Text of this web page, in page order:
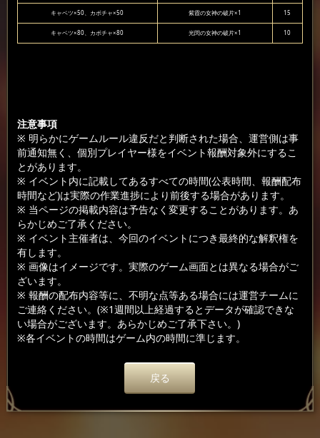
キャベツ×50、カボチャ×50 紫霞の女神の破片×1 15
キャベツ×80、カボチャ×80 光閃の女神の破片×1 10
注意事項
※ 明らかにゲームルール違反だと判断された場合、運営側は事
前通知無く、個別プレイヤー様をイベント報酬対象外にするこ
とがあります。
※ イベント内に記載してあるすべての時間(公表時間、報酬配布
時間など)は実際の作業進捗により前後する場合があります。
※ 当ページの掲載内容は予告なく変更することがあります。あ
らかじめご了承ください。
※ イベント主催者は、今回のイベントにつき最終的な解釈権を
有します。
※ 画像はイメージです。実際のゲーム画面とは異なる場合がご
ざいます。
※ 報酬の配布内容等に、不明な点等ある場合には運営チームに
ご連絡ください。(※1週間以上経過するとデータが確認できな
い場合がございます。あらかじめご了承下さい。)
※各イベントの時間はゲーム内の時間に準じます。
戻る